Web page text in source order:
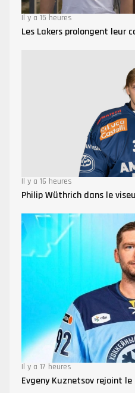
Il y a 15 heures
Les Lakers prolongent leur
Il y a 16 heures
Philip Wüthrich dans le
Il y a 17 heures
Evgeny Kuznetsov rejoint le